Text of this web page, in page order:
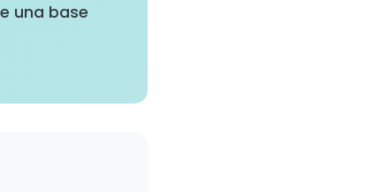
una base